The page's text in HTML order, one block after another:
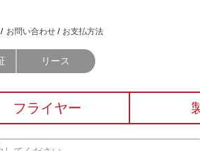
お問い合わせ お支払方法
リース
フライヤー